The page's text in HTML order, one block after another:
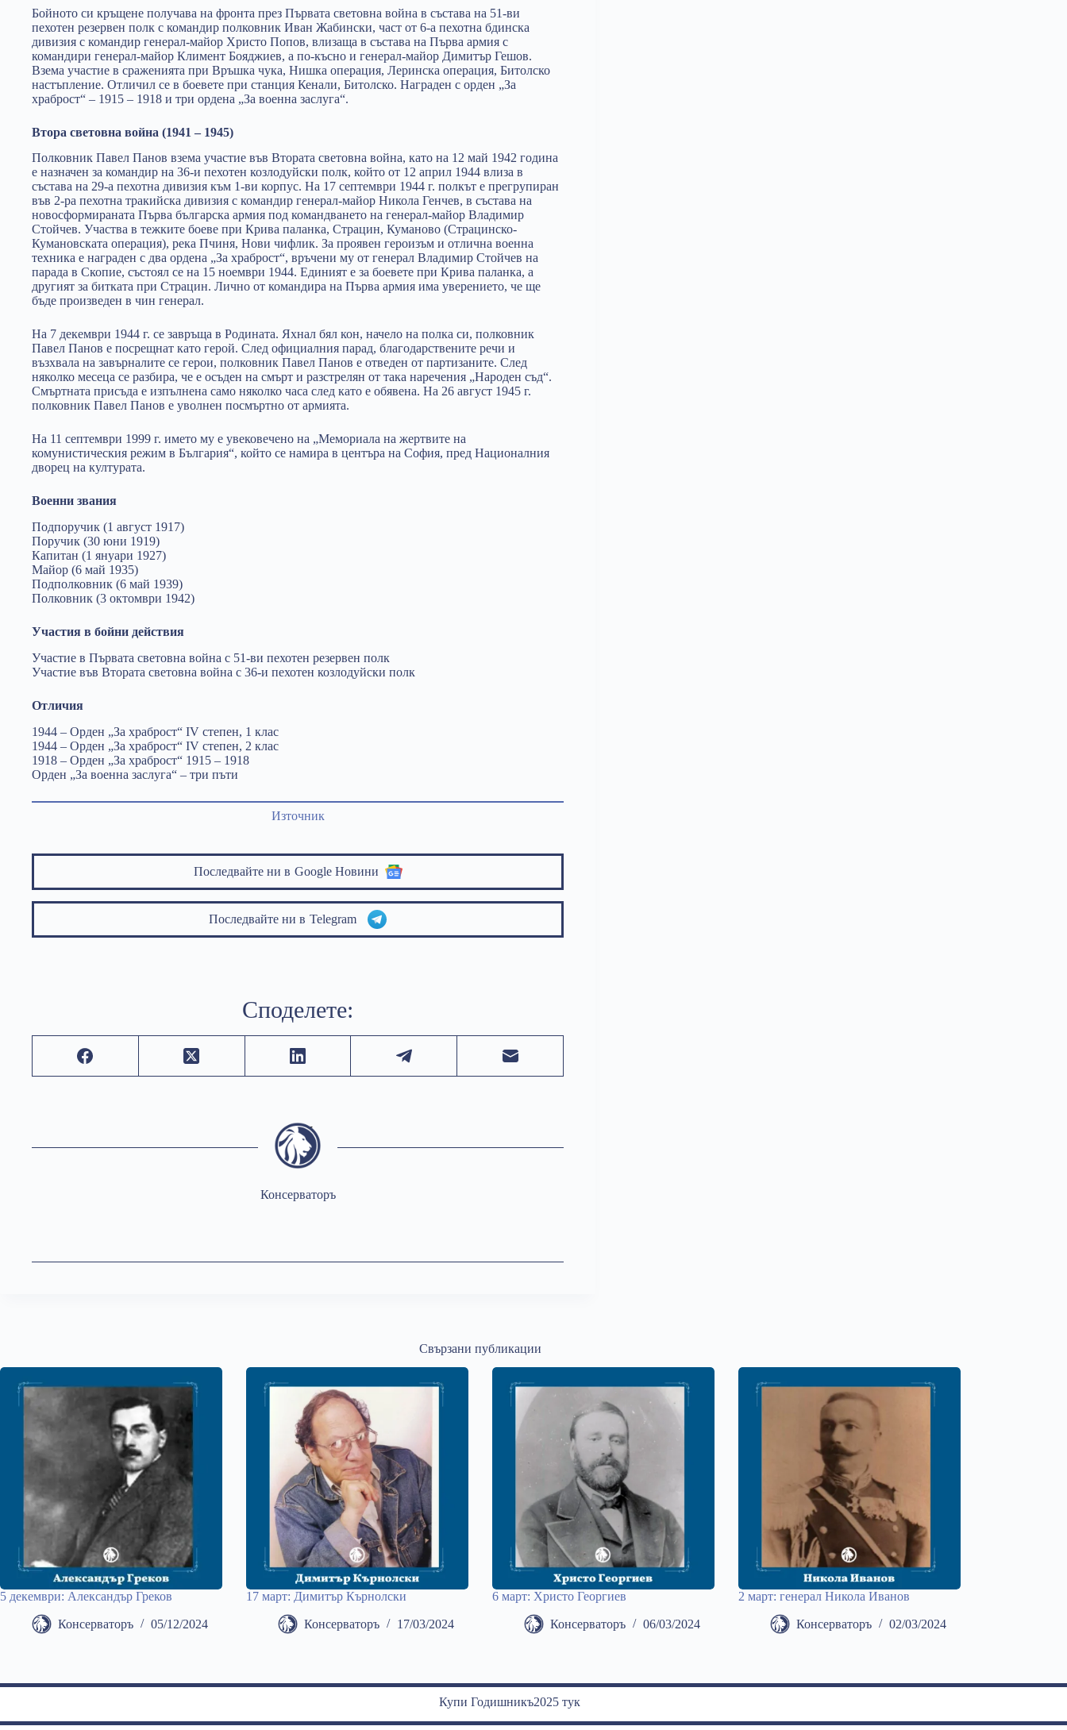
Бойното си кръщене получава на фронта през Първата световна война в състава на 51-ви
пехотен резервен полк с командир полковник Иван Жабински, част от 6-а пехотна бдинска
дивизия с командир генерал-майор Христо Попов, влизаща в състава на Първа армия с
командири генерал-майор Климент Бояджиев, а по-късно и генерал-майор Димитър Гешов.
Взема участие в сраженията при Връшка чука, Нишка операция, Леринска операция, Битолско
настъпление. Отличил се в боевете при станция Кенали, Битолско. Награден с орден „За
храброст“ – 1915 – 1918 и три ордена „За военна заслуга“.
Втора световна война (1941 – 1945)
Полковник Павел Панов взема участие във Втората световна война, като на 12 май 1942 година
е назначен за командир на 36-и пехотен козлодуйски полк, който от 12 април 1944 влиза в
състава на 29-а пехотна дивизия към 1-ви корпус. На 17 септември 1944 г. полкът е прегрупиран
във 2-ра пехотна тракийска дивизия с командир генерал-майор Никола Генчев, в състава на
новосформираната Първа българска армия под командването на генерал-майор Владимир
Стойчев. Участва в тежките боеве при Крива паланка, Страцин, Куманово (Страцинско-
Кумановската операция), река Пчиня, Нови чифлик. За проявен героизъм и отлична военна
техника е награден с два ордена „За храброст“, връчени му от генерал Владимир Стойчев на
парада в Скопие, състоял се на 15 ноември 1944. Единият е за боевете при Крива паланка, а
другият за битката при Страцин. Лично от командира на Първа армия има уверението, че ще
бъде произведен в чин генерал.
На 7 декември 1944 г. се завръща в Родината. Яхнал бял кон, начело на полка си, полковник
Павел Панов е посрещнат като герой. След официалния парад, благодарствените речи и
възхвала на завърналите се герои, полковник Павел Панов е отведен от партизаните. След
няколко месеца се разбира, че е осъден на смърт и разстрелян от така наречения „Народен съд“.
Смъртната присъда е изпълнена само няколко часа след като е обявена. На 26 август 1945 г.
полковник Павел Панов е уволнен посмъртно от армията.
На 11 септември 1999 г. името му е увековечено на „Мемориала на жертвите на
комунистическия режим в България“, който се намира в центъра на София, пред Националния
дворец на културата.
Военни звания
Подпоручик (1 август 1917)
Поручик (30 юни 1919)
Капитан (1 януари 1927)
Майор (6 май 1935)
Подполковник (6 май 1939)
Полковник (3 октомври 1942)
Участия в бойни действия
Участие в Първата световна война с 51-ви пехотен резервен полк
Участие във Втората световна война с 36-и пехотен козлодуйски полк
Отличия
1944 – Орден „За храброст“ IV степен, 1 клас
1944 – Орден „За храброст“ IV степен, 2 клас
1918 – Орден „За храброст“ 1915 – 1918
Орден „За военна заслуга“ – три пъти
Източник
Последвайте ни в Google Новини
Последвайте ни в Telegram
Споделете:
Консерваторъ
Свързани публикации
5 декември: Александър Греков
Консерваторъ 05/12/2024
17 март: Димитър Кърнолски
Консерваторъ 17/03/2024
6 март: Христо Георгиев
Консерваторъ 06/03/2024
2 март: генерал Никола Иванов
Консерваторъ 02/03/2024
Купи Годишникъ2025 тук